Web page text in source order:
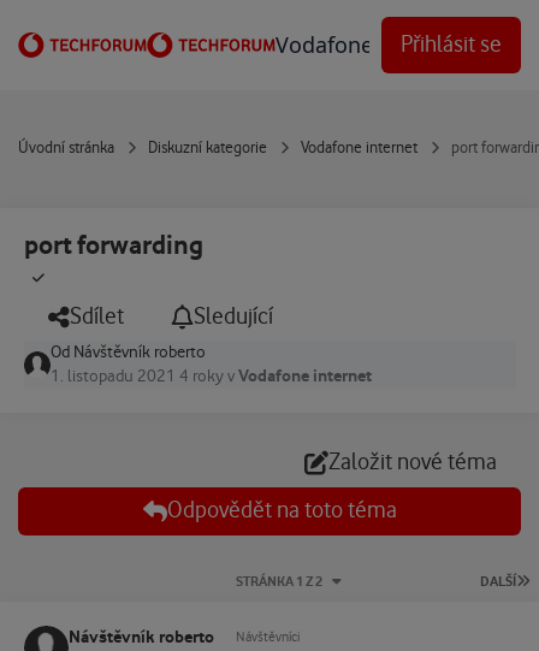
Vodafone Techforum
Přihlásit se
Úvodní stránka Diskuzní kategorie Vodafone internet port
port forwarding
Sdílet Sledující
Od Návštěvník roberto
1. listopadu 2021 4 rokyvVodafone internet
Založit nové téma
Odpovědět na toto téma
DALŠÍ
STRÁNKA 1 Z 2
Návštěvník roberto Návštěvníci